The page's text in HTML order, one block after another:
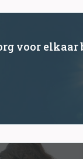
voor